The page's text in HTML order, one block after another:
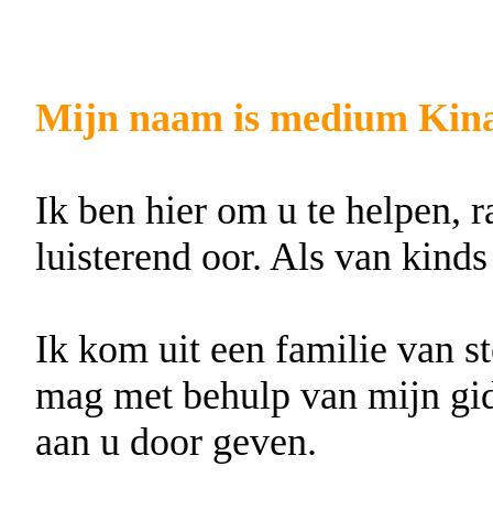
Mijn naam is medium
Ik ben hier om u te helpen,
luisterend oor. Als van
Ik kom uit een familie van
mag met behulp van mijn
aan u door geven.